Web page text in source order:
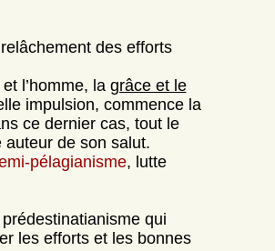
des efforts
l’homme, la grâce et le
impulsion, commence la
ce dernier cas, tout le
auteur de son salut.
pélagianisme, lutte
qui
les efforts et les bonnes